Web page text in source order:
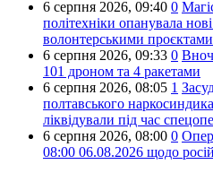
6 серпня 2026, 09:40 0
політехніки опанувала
волонтерськими проєктами
6 серпня 2026, 09:33 0
101 дроном та 4 ракетами
6 серпня 2026, 08:05 1
полтавського
ліквідували під час
6 серпня 2026, 08:00 0
08:00 06.08.2026 щодо